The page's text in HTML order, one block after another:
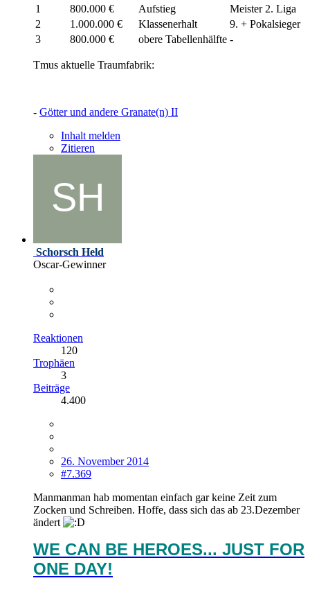
1
800.000 € Aufstieg
Meister 2. Liga
2
1.000.000 € Klassenerhalt
9. + Pokalsieger
3
800.000 € obere Tabellenhälfte -
Tmus aktuelle Traumfabrik:
- Götter und andere Granate(n) II
Inhalt melden
Zitieren
Schorsch Held
Oscar-Gewinner
Reaktionen
120
Trophäen
3
Beiträge
4.400
26. November 2014
#7.369
Manmanman hab momentan einfach gar keine Zeit zum
Zocken und Schreiben. Hoffe, dass sich das ab 23.Dezember
ändert
WE CAN BE HEROES... JUST FOR
ONE DAY!